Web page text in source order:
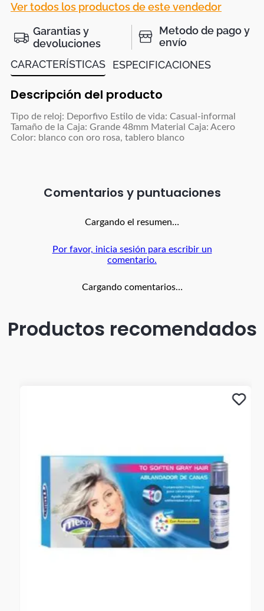
Ver todos los productos de este vendedor
Garantias y
devoluciones
Metodo de pago y
envío
CARACTERÍSTICAS
ESPECIFICACIONES
Descripción del producto
Tipo de reloj: Deporfivo Estilo de vida: Casual-informal
Tamaño de la Caja: Grande 48mm Material Caja: Acero
Color: blanco con oro rosa, tablero blanco
Comentarios
Cargando el resumen…
Por favor, inicia sesión para escribir un
comentario.
Cargando comentarios…
Productos recomendados